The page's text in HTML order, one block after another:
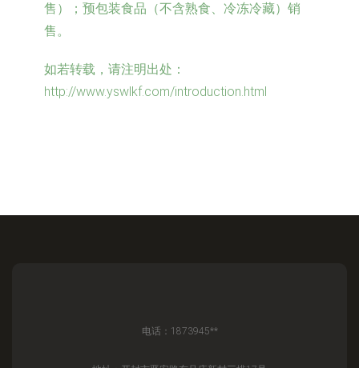
售）；预包装食品（不含熟食、冷冻冷藏）销
售。
如若转载，请注明出处：
http://www.yswlkf.com/introduction.html
电话：1873945**